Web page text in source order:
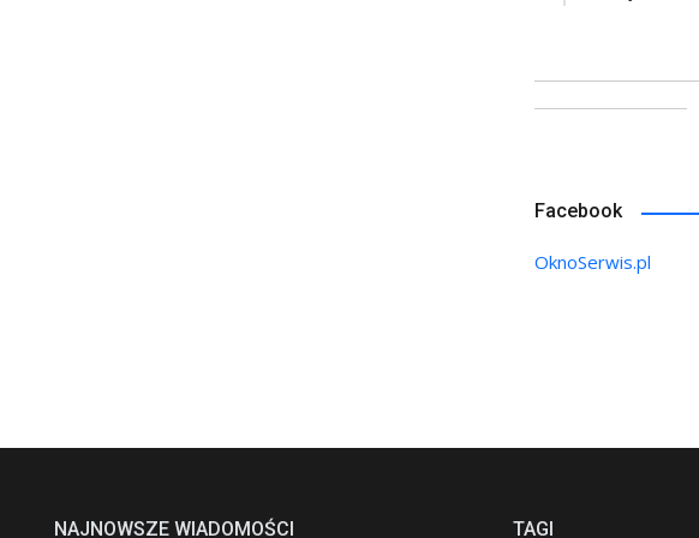
Facebook
OknoSerwis.pl
NAJNOWSZE WIADOMOŚCI TAGI